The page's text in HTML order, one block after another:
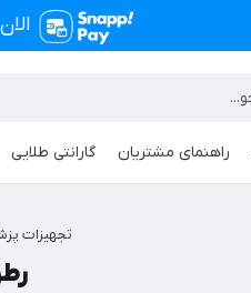
راهنمای مشتریان گارانتی طلایی
تجهیزات